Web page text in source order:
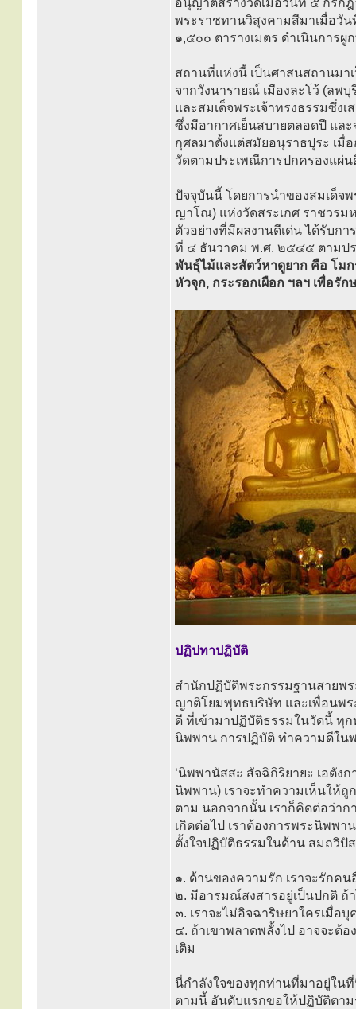
อนุญาตสร้างวัดเมื่อวันที่ ๕ กรก
พระราชทานวิสุงคามสีมาเมื่อวั
๑,๕๐๐ ตารางเมตร ดำเนินการ
สถานที่แห่งนี้ เป็นศาสนสถานมา
จากวังนารายณ์ เมืองละโว้ (ลพ
และสมเด็จพระเจ้าทรงธรรมซึ่ง
ซึ่งมีอากาศเย็นสบายตลอดปี แล
กุศลมาตั้งแต่สมัยอนุราธปุระ เมื่
วัดตามประเพณีการปกครองแผ่
ปัจจุบันนี้ โดยการนำของสมเด็จ
ญาโณ) แห่งวัดสระเกศ ราชวร
ตัวอย่างที่มีผลงานดีเด่น ได้รับก
ที่ ๔ ธันวาคม พ.ศ. ๒๕๔๕ ตามป
พันธุ์ไม้และสัตว์หาดูยาก คือ โมก
หัวจุก, กระรอกเผือก ฯลฯ เพื่อรั
ปฏิปทาปฏิบัติ
สำนักปฏิบัติพระกรรมฐานสายพ
ญาติโยมพุทธบริษัท และเพื่อนพ
ดี ที่เข้ามาปฏิบัติธรรมในวัดนี้ ทุ
นิพพาน การปฏิบัติ ทำความดีใน
‘นิพพานัสสะ สัจฉิกิริยายะ เอตัง
นิพพาน) เราจะทำความเห็นให้
ตาม นอกจากนั้น เราก็คิดต่อว่าก
เกิดต่อไป เราต้องการพระนิพพา
ตั้งใจปฏิบัติธรรมในด้าน สมถวิปั
๑. ด้านของความรัก เราจะรักคน
๒. มีอารมณ์สงสารอยู่เป็นปกติ ถ้
๓. เราจะไม่อิจฉาริษยาใครเมื่อ
๔. ถ้าเขาพลาดพลั้งไป อาจจะต้อ
เติม
นี่กำลังใจของทุกท่านที่มาอยู่ใน
ตามนี้ อันดับแรกขอให้ปฏิบัติตาม